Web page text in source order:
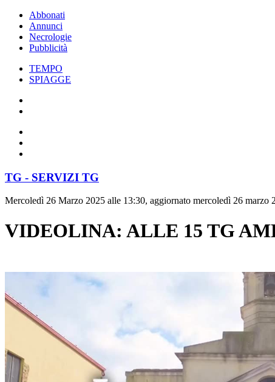
Abbonati
Annunci
Necrologie
Pubblicità
TEMPO
SPIAGGE
TG - SERVIZI TG
Mercoledì 26 Marzo 2025 alle 13:30, aggiornato mercoledì 26 marzo
VIDEOLINA: ALLE 15 TG